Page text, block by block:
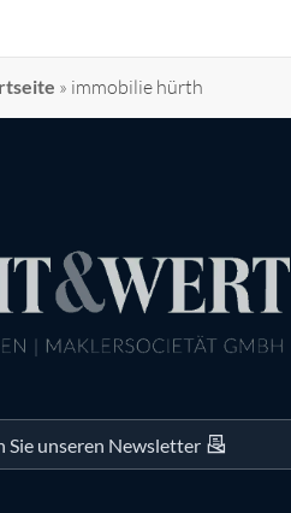
» immobilie hürth
Sie unseren Newsletter